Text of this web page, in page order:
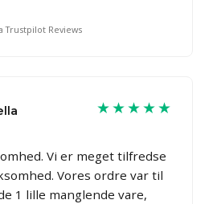
Trustpilot Reviews
★★★★★
Vi er meget tilfredse
Vores ordre var til
1 lille manglende vare,